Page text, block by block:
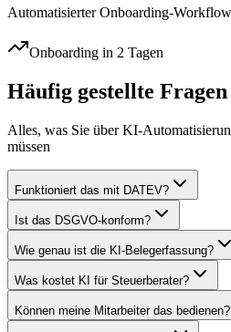
Automatisierter Onboarding-Workflow
Onboarding in 2 Tagen
Häufig gestellte Fragen
Alles, was Sie überKI-
müssen
Funktioniert das mit DATEV?
Ist das DSGVO-konform?
Wie genau ist die KI-Belegerfassung?
Was kostet KI für Steuerberater?
Können meine Mitarbeiter das bedienen?